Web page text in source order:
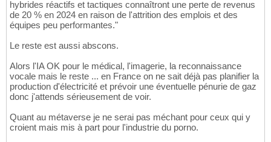
hybrides réactifs et tactiques connaîtront une perte de revenus
de 20 % en 2024 en raison de l'attrition des emplois et des
équipes peu performantes."
Le reste est aussi abscons.
Alors l'IA OK pour le médical, l'imagerie, la reconnaissance
vocale mais le reste ... en France on ne sait déjà pas planifier la
production d'électricité et prévoir une éventuelle pénurie de gaz
donc j'attends sérieusement de voir.
Quant au métaverse je ne serai pas méchant pour ceux qui y
croient mais mis à part pour l'industrie du porno.